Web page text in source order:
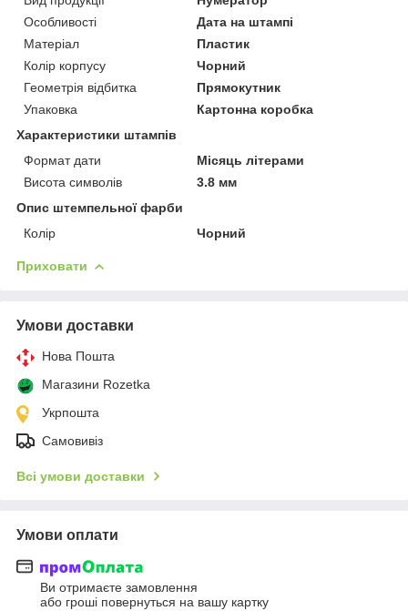
Особливості
Дата на штампі
Матеріал
Пластик
Колір корпусу
Чорний
Геометрія відбитка
Прямокутник
Упаковка
Картонна коробка
Характеристики штампів
Формат дати
Місяць літерами
Висота символів
3.8 мм
Опис штемпельної фарби
Колір
Чорний
Приховати
Умови доставки
Нова Пошта
Магазини Rozetka
Укрпошта
Самовивіз
Всі умови доставки
Умови оплати
Ви отримаєте замовлення
або гроші повернуться на вашу картку